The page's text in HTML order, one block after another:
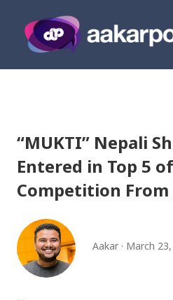
“MUKTI” Nepali
Entered in Top 5
Competition From
Aakar March